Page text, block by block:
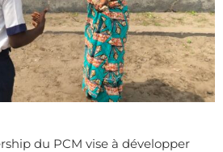
du PCM vise à développer